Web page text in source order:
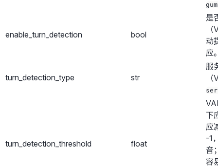
enable_turn_detection bool
是
动
应
turn_detection_type str
服
turn_detection_threshold float
下
应
-1
音
容